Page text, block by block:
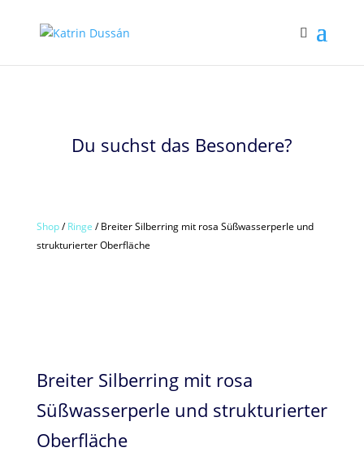
Du suchst das Besondere?
Shop/Ringe / Breiter Silberring mit rosa Süßwasserperle und
strukturierter Oberfläche
Breiter Silberring mit rosa
Süßwasserperle und strukturierter
Oberfläche